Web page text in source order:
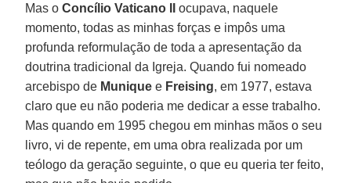
Mas oConcílio Vaticano II
ocupava, naquele
momento, todas as minhas forças e impôs uma
profunda reformulação de toda a apresentação da
doutrina tradicional da Igreja. Quando fui nomeado
arcebispo de Munique e Freising, em 1977, estava
claro que eu não poderia me dedicar a esse trabalho.
Mas quando em 1995 chegou em minhas mãos o seu
livro, vi de repente, em uma obra realizada por um
teólogo da geração seguinte, o que eu queria ter feito,